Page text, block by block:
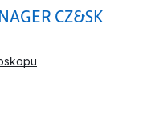
CZ&SK